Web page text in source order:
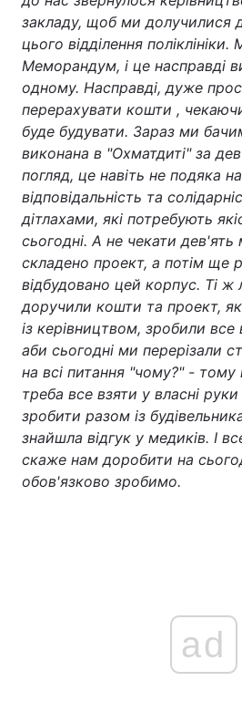
закладу, щоб ми долучилися
цього відділення
Меморандум, і це насправді
одному. Насправді, дуже
перерахувати кошти ,
буде будувати. Зараз ми
виконана в "Охматдиті" за
погляд, це навіть не подяка
відповідальність та
дітлахами, які потребують
сьогодні. А не чекати дев'ять
складено проект, а потім ще
відбудовано цей корпус. Ті
доручили кошти та проект,
із керівництвом, зробили все
аби сьогодні ми перерізали
на всі питання "чому?" - тому
треба все взяти у власні
зробити разом із
знайшла відгук у медиків. І
скаже нам доробити на
обов'язково зробимо.
ad